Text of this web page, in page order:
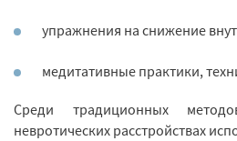
упражнения на снижение
медитативные практики,
Среди традиционных
невротических расстройствах